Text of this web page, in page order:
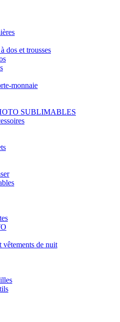
dos et trousses
monnaie
SUBLIMABLES
vêtements de nuit